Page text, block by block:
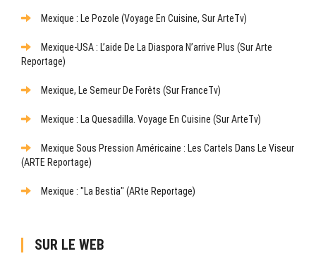
Mexique : Le Pozole (Voyage En Cuisine, Sur ArteTv)
Mexique-USA : L’aide De La Diaspora N’arrive Plus (sur Arte
Reportage)
Mexique, Le Semeur De Forêts (sur FranceTv)
Mexique : La Quesadilla. Voyage En Cuisine (sur ArteTv)
Mexique Sous Pression Américaine : Les Cartels Dans Le Viseur
(ARTE Reportage)
Mexique : "La Bestia" (ARte Reportage)
SUR LE WEB